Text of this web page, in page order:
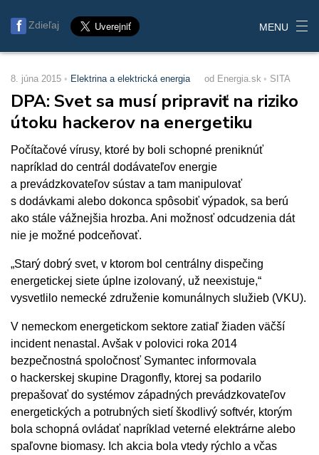
Zdieľaj MENU
8. júna 2015 Elektrina a elektrická energia od Energia.sk SITA
DPA: Svet sa musí pripraviť na riziko
útoku hackerov na energetiku
Počítačové vírusy, ktoré by boli schopné preniknúť
napríklad do centrál dodávateľov energie
a prevádzkovateľov sústav a tam manipulovať
s dodávkami alebo dokonca spôsobiť výpadok, sa berú
ako stále vážnejšia hrozba. Ani možnosť odcudzenia dát
nie je možné podceňovať.
„Starý dobrý svet, v ktorom bol centrálny dispečing
energetickej siete úplne izolovaný, už neexistuje,“
vysvetlilo nemecké združenie komunálnych služieb (VKU).
V nemeckom energetickom sektore zatiaľ žiaden väčší
incident nenastal. Avšak v polovici roka 2014
bezpečnostná spoločnosť Symantec informovala
o hackerskej skupine Dragonfly, ktorej sa podarilo
prepašovať do systémov západných prevádzkovateľov
energetických a potrubných sietí škodlivý softvér, ktorým
bola schopná ovládať napríklad veterné elektrárne alebo
spaľovne biomasy. Ich akcia bola vtedy rýchlo a včas